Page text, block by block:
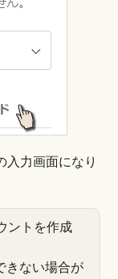
入力画面になり
ントを作成
きない場合が